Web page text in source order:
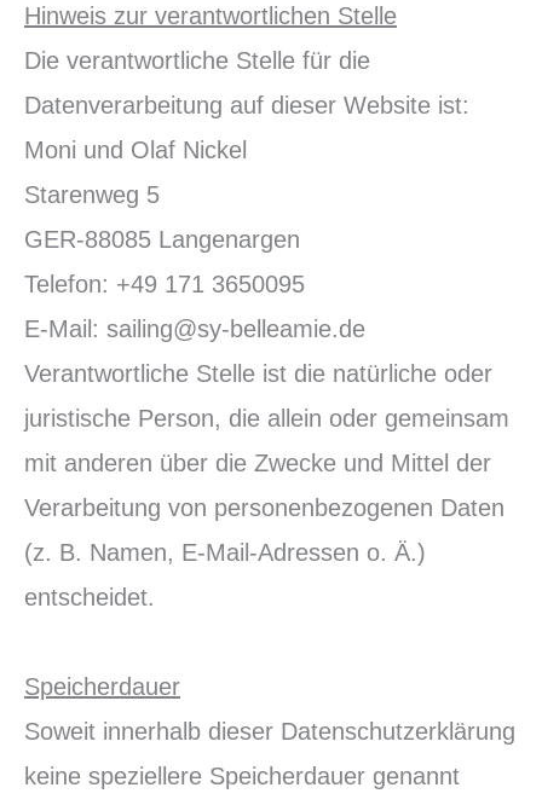
Hinweis zur verantwortlichen Stelle
Die verantwortliche Stelle für die
Datenverarbeitung auf dieser Website ist:
Moni und Olaf Nickel
Starenweg 5
GER-88085 Langenargen
Telefon: +49 171 3650095
E-Mail: sailing@sy-belleamie.de
Verantwortliche Stelle ist die natürliche oder
juristische Person, die allein oder gemeinsam
mit anderen über die Zwecke und Mittel der
Verarbeitung von personenbezogenen Daten
(z. B. Namen, E-Mail-Adressen o. Ä.)
entscheidet.
Speicherdauer
Soweit innerhalb dieser Datenschutzerklärung
keine speziellere Speicherdauer genannt